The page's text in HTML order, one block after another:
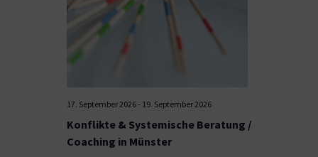
17. September 2026- 19. September 2026
Konflikte & Systemische Beratung /
Coaching in Münster